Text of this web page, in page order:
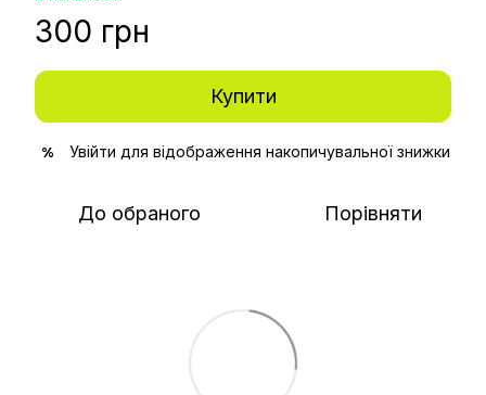
300 грн
Купити
% Увійти для відображення накопичувальної знижки
До обраного Порівняти